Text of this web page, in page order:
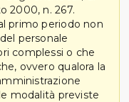
2000, n. 267.
primo periodo non
personale
complessi o che
ovvero qualora la
modalità previste